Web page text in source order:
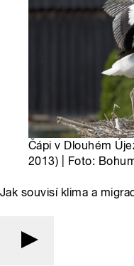
Čápi v Dlouhém
2013) | Foto:
Jak souvisí klima a